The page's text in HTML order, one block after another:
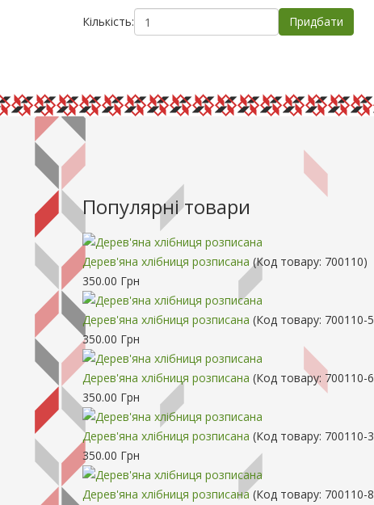
Кількість:
Популярні товари
Дерев'яна хлібниця розписана (Код товару: 700110)
350.00 Грн
Дерев'яна хлібниця розписана (Код товару: 700110-5
350.00 Грн
Дерев'яна хлібниця розписана (Код товару: 700110-6
350.00 Грн
Дерев'яна хлібниця розписана (Код товару: 700110-3
350.00 Грн
Дерев'яна хлібниця розписана (Код товару: 700110-8